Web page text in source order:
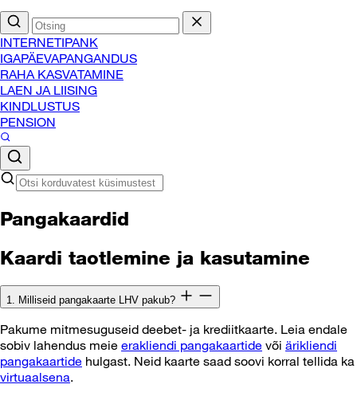
INTERNETIPANK
IGAPÄEVAPANGANDUS
RAHA KASVATAMINE
LAEN JA LIISING
KINDLUSTUS
PENSION
Pangakaardid
Kaardi taotlemine ja kasutamine
1. Milliseid pangakaarte LHV pakub?
Pakume mitmesuguseid deebet- ja krediitkaarte. Leia endale
sobiv lahendus meie erakliendi pangakaartide või ärikliendi
pangakaartide hulgast. Neid kaarte saad soovi korral tellida ka
virtuaalsena.